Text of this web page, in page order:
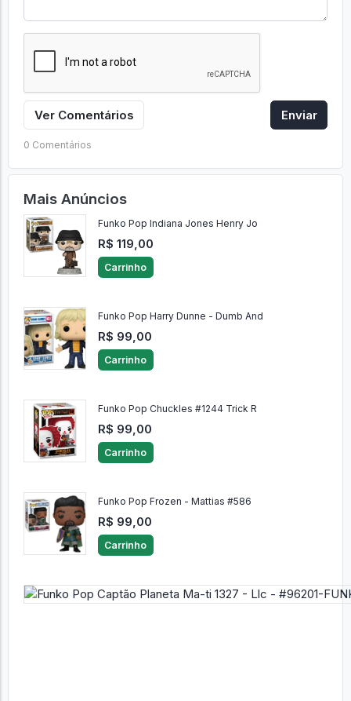
Ver Comentários Enviar
0 Comentários
Mais Anúncios
Funko Pop Indiana Jones Henry Jo
R$ 119,00
Carrinho
Funko Pop Harry Dunne - Dumb And
R$ 99,00
Carrinho
Funko Pop Chuckles #1244 Trick R
R$ 99,00
Carrinho
Funko Pop Frozen - Mattias #586
R$ 99,00
Carrinho